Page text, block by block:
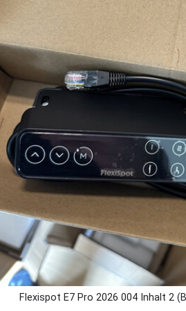
Flexispot E7 Pro 2026 004 Inhalt 2